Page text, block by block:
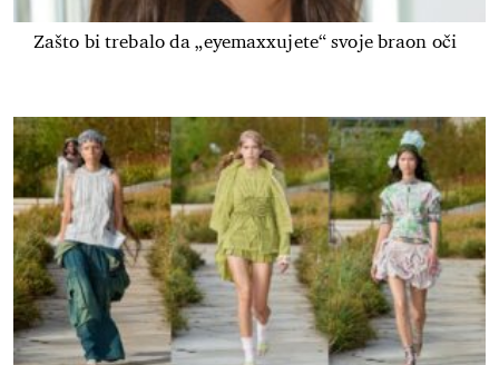
Zašto bi trebalo da „eyemaxxujete“ svoje braon oči